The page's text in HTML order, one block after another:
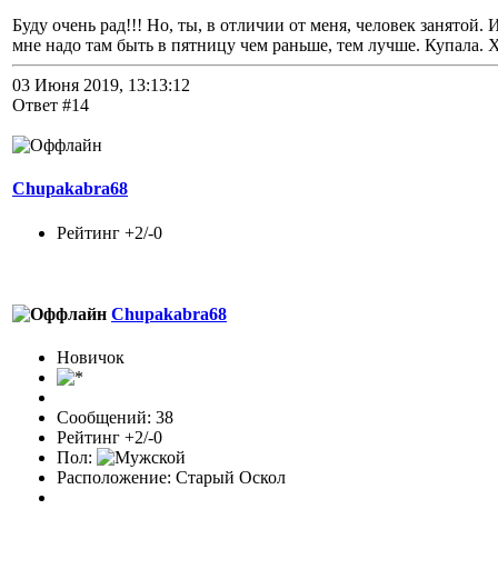
Буду очень рад!!! Но, ты, в отличии от меня, человек занятой.
мне надо там быть в пятницу чем раньше, тем лучше. Купала.
03 Июня 2019, 13:13:12
Ответ #14
Chupakabra68
Рейтинг +2/-0
Chupakabra68
Новичок
Сообщений: 38
Рейтинг +2/-0
Пол:
Расположение: Старый Оскол